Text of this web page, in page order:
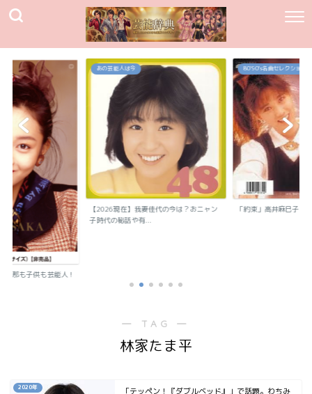
旦那も子供も芸能人！
あの芸能人は今
【2026現在】我妻佳代の今は？おニャン
子時代の秘話や有...
80`90's名曲セレクション
「約束」高井麻巳子
― TAG ―
林家たま平
2020年
「テッペン！『ダブルベッド』」で話題。わちみ